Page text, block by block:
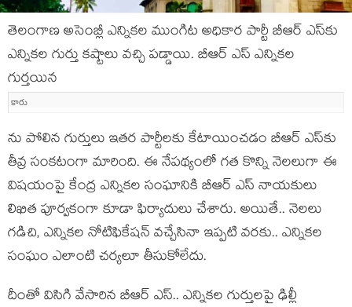
తెలంగాణ అసెంబ్లీ ఎన్నిక‌ల ముంగిట అధికార పార్టీ బీఆర్ ఎస్‌కు
ఎన్నిక‌ల గుర్తు క‌ష్టాలు వ‌చ్చి ప‌డ్డాయి. బీఆర్ ఎస్ ఎన్నిక‌ల
గుర్త‌యిన
కారు
ను పోలిన గుర్తులు ఇత‌ర పార్టీల‌కు కేటాయించ‌డం బీఆర్ ఎస్‌కు
తీవ్ర సంక‌టంగా మారింది. ఈ నేప‌థ్యంలో గ‌త కొన్ని నెల‌లుగా ఈ
విష‌యంపై కేంద్ర ఎన్నిక‌ల సంఘానికి బీఆర్ ఎస్ నాయ‌కులు
లిఖిత పూర్వ‌కంగా కూడా ఫిర్యాదులు చేశారు. అయితే.. నెల‌లు
గ‌డిచి, ఎన్నిక‌ల నోటిఫికేష‌న్ వ‌చ్చేసినా ఇప్ప‌టి వ‌ర‌కు.. ఎన్నిక‌ల
సంఘం ఎలాంటి చ‌ర్య‌లూ తీసుకోలేదు.
దీంతో విసిగి వేసారిన బీఆర్ ఎస్‌.. ఎన్నికల గుర్తులపై ఢిల్లీ